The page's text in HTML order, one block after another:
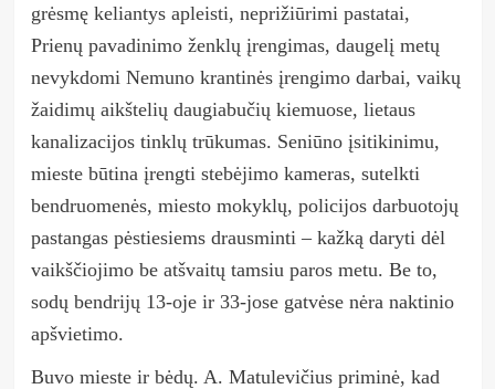
grėsmę keliantys apleisti, neprižiūrimi pastatai,
Prienų pavadinimo ženklų įrengimas, daugelį metų
nevykdomi Nemuno krantinės įrengimo darbai, vaikų
žaidimų aikštelių daugiabučių kiemuose, lietaus
kanalizacijos tinklų trūkumas. Seniūno įsitikinimu,
mieste būtina įrengti stebėjimo kameras, sutelkti
bendruomenės, miesto mokyklų, policijos darbuotojų
pastangas pėstiesiems drausminti –kažką daryti dėl
vaikščiojimo be atšvaitų tamsiu paros metu. Be to,
sodų bendrijų 13-oje ir 33-jose gatvėse nėra naktinio
apšvietimo.
Buvo mieste ir bėdų. A. Matulevičius priminė, kad